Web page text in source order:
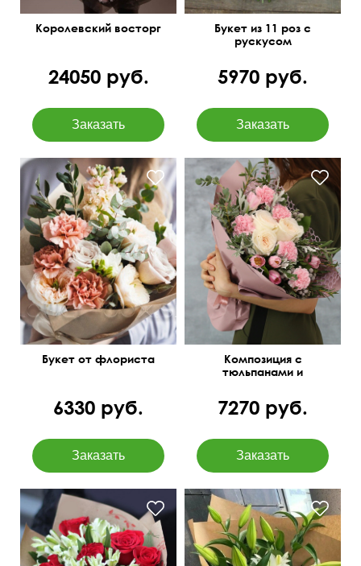
Королевский восторг
24050 руб.
Букет из 11 роз с
рускусом
5970 руб.
Составим под ваш
бюджет
Букет от флориста
6330 руб.
Зелень: бруния, листья
питтоспорума
Композиция с
тюльпанами и
7270 руб.